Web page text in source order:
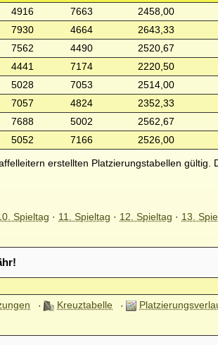
4916 7663 2458,00
7930 4664 2643,33
7562 4490 2520,67
4441 7174 2220,50
5028 7053 2514,00
7057 4824 2352,33
7688 5002 2562,67
5052 7166 2526,00
erstellten Platzierungstabellen gültig.
Spieltag · 11. Spieltag · 12. Spieltag · 13.
Kreuztabelle